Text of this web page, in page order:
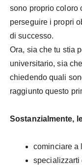
sono proprio coloro
perseguire i propri
di successo.
Ora, sia che tu stia
universitario, sia
chiedendo quali
raggiunto questo
Sostanzialmente,
cominciare a
specializzarti